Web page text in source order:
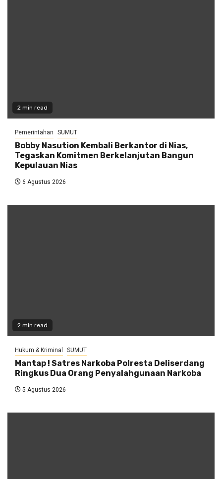
2 min read
Pemerintahan SUMUT
Bobby Nasution Kembali Berkantor di Nias,
Tegaskan Komitmen Berkelanjutan Bangun
Kepulauan Nias
6 Agustus 2026
2 min read
Hukum & Kriminal SUMUT
Mantap ! Satres Narkoba Polresta Deliserdang
Ringkus Dua Orang Penyalahgunaan Narkoba
5 Agustus 2026